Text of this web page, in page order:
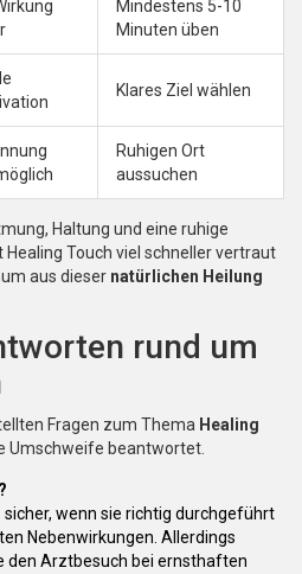
Mindestens 5-10
Minuten üben
Klares Ziel wählen
Ruhigen Ort
aussuchen
Haltung und eine ruhige
Touch viel schneller vertraut
aus dieser natürlichen Heilung
rund um
Fragen zum Thema Healing
Umschweife beantwortet.
wenn sie richtig durchgeführt
Nebenwirkungen. Allerdings
den Arztbesuch bei ernsthaften